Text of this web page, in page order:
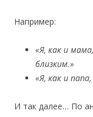
Например:
«Я, как и
близким.»
«Я, как и
И так далее… По